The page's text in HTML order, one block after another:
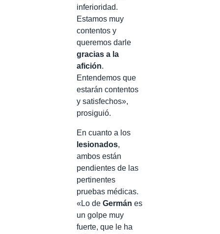
inferioridad.
Estamos muy
contentos y
queremos darle
gracias a la
afición.
Entendemos que
estarán contentos
y satisfechos»,
prosiguió.
En cuanto a los
lesionados,
ambos están
pendientes de las
pertinentes
pruebas médicas.
«Lo de Germán es
un golpe muy
fuerte, que le ha